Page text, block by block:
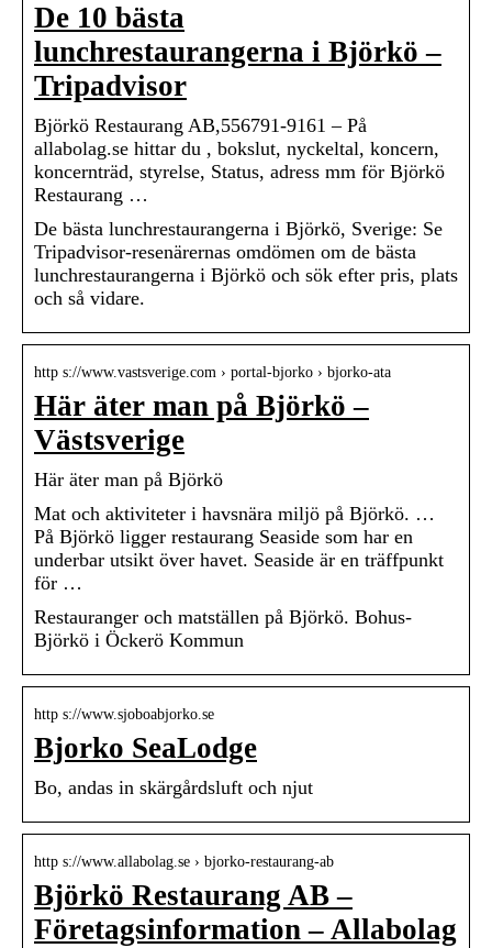
De 10 bästa
lunchrestaurangerna i Björkö –
Tripadvisor
Björkö Restaurang AB,556791-9161 – På
allabolag.se hittar du , bokslut, nyckeltal, koncern,
koncernträd, styrelse, Status, adress mm för Björkö
Restaurang …
De bästa lunchrestaurangerna i Björkö, Sverige: Se
Tripadvisor-resenärernas omdömen om de bästa
lunchrestaurangerna i Björkö och sök efter pris, plats
och så vidare.
http s://www.vastsverige.com › portal-bjorko › bjorko-ata
Här äter man på Björkö –
Västsverige
Här äter man på Björkö
Mat och aktiviteter i havsnära miljö på Björkö. …
På Björkö ligger restaurang Seaside som har en
underbar utsikt över havet. Seaside är en träffpunkt
för …
Restauranger och matställen på Björkö. Bohus-
Björkö i Öckerö Kommun
http s://www.sjoboabjorko.se
Bjorko SeaLodge
Bo, andas in skärgårdsluft och njut
http s://www.allabolag.se › bjorko-restaurang-ab
Björkö Restaurang AB –
Företagsinformation – Allabolag